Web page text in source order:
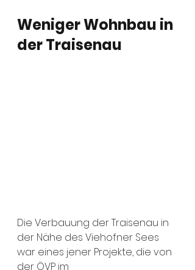
Weniger Wohnbau in
der Traisenau
Die Verbauung der Traisenau in
der Nähe des Viehofner Sees
war eines jener Projekte, die von
der ÖVP im